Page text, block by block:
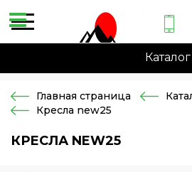
Главная страница
Кресла new25
КРЕСЛА NEW25